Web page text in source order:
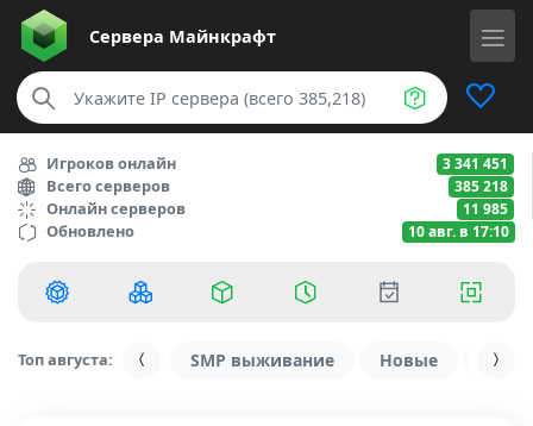
Сервера Майнкрафт
Игроков онлайн 3 341 451
Всего серверов 385 218
Онлайн серверов 11 985
Обновлено 10 авг. в 17:10
Топ августа: SMP выживание Новые С